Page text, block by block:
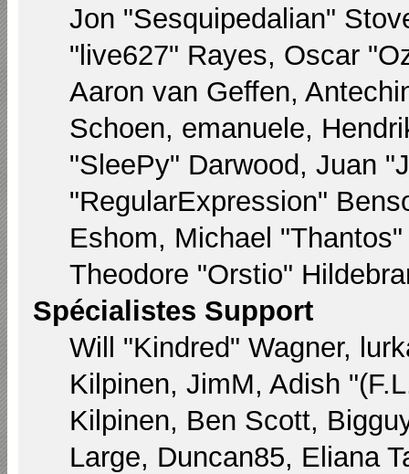
Jon "Sesquipedalian"
"live627" Rayes, Oscar
Aaron van Geffen,
Schoen, emanuele,
"SleePy" Darwood, Juan
"RegularExpression"
Eshom, Michael
Theodore "Orstio"
Spécialistes Support
Will "Kindred" Wagner,
Kilpinen, JimM, Adish
Kilpinen, Ben Scott,
Large, Duncan85, Eliana